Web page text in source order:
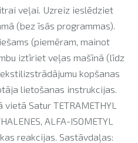
veļai. Uzreiz ieslēdziet
(bez īsās programmas).
(piemēram, mainot
iztīriet veļas mašīnā (līdz
kopšanas
lietošanas instrukcijas.
Satur TETRAMETHYL
ALFA-ISOMETYL
reakcijas. Sastāvdaļas: